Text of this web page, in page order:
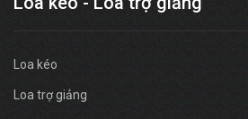
Loa kéo
Loa trợ giảng